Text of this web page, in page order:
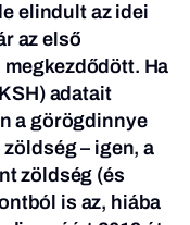
elindult az idei
az első
Ha
adatait
a görögdinnye
– igen, a
zöldség (és
is az, hiába